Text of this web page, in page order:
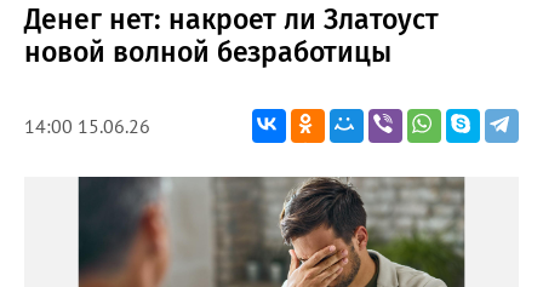
Денег нет: накроет ли Златоуст
новой волной безработицы
14:00 15.06.26